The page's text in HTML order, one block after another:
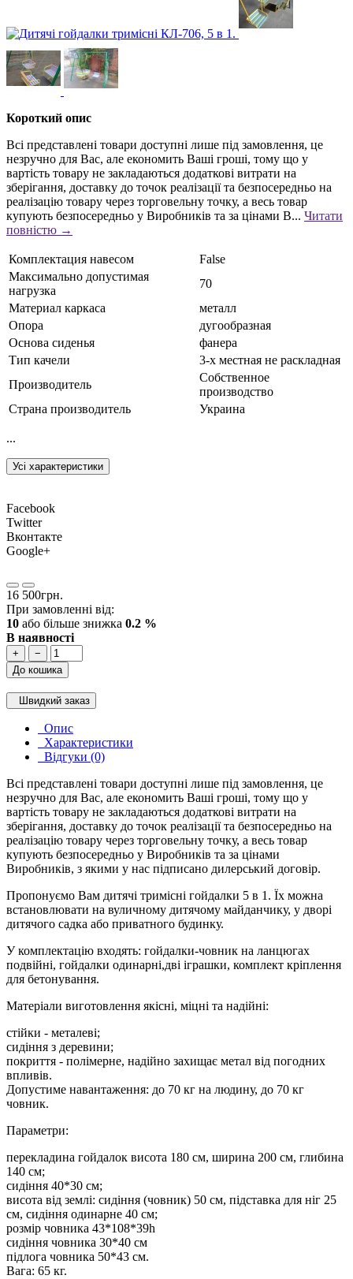
Короткий опис
Всі представлені товари доступні лише під замовлення, це
незручно для Вас, але економить Ваші гроші, тому що у
вартість товару не закладаються додаткові витрати на
зберігання, доставку до точок реалізації та безпосередньо на
реалізацію товару через торговельну точку, а весь товар
купують безпосередньо у Виробників та за цінами В... Читати
повністю →
Комплектация навесом
False
Максимально допустимая
нагрузка
70
Материал каркаса
металл
Опора
дугообразная
Основа сиденья
фанера
Тип качели
3-х местная не раскладная
Производитель
Собственное
производство
Страна производитель
Украина
...
Усі характеристики
Facebook
Twitter
Вконтакте
Google+
16 500грн.
При замовленні від:
10 або більше знижка 0.2 %
В наявності
+
−
До кошика
Швидкий заказ
Опис
Характеристики
Відгуки (0)
Всі представлені товари доступні лише під замовлення, це
незручно для Вас, але економить Ваші гроші, тому що у
вартість товару не закладаються додаткові витрати на
зберігання, доставку до точок реалізації та безпосередньо на
реалізацію товару через торговельну точку, а весь товар
купують безпосередньо у Виробників та за цінами
Виробників, з якими у нас підписано дилерський договір.
Пропонуємо Вам дитячі тримісні гойдалки 5 в 1. Їх можна
встановлювати на вуличному дитячому майданчику, у дворі
дитячого садка або приватного будинку.
У комплектацію входять: гойдалки-човник на ланцюгах
подвійні, гойдалки одинарні,дві іграшки, комплект кріплення
для бетонування.
Матеріали виготовлення якісні, міцні та надійні:
стійки - металеві;
сидіння з деревини;
покриття - полімерне, надійно захищає метал від погодних
впливів.
Допустиме навантаження: до 70 кг на людину, до 70 кг
човник.
Параметри:
перекладина гойдалок висота 180 см, ширина 200 см, глибина
140 см;
сидіння 40*30 см;
висота від землі: сидіння (човник) 50 см, підставка для ніг 25
см, сидіння одинарне 40 см;
розмір човника 43*108*39h
сидіння човника 30*40 см
підлога човника 50*43 см.
Вага: 65 кг.